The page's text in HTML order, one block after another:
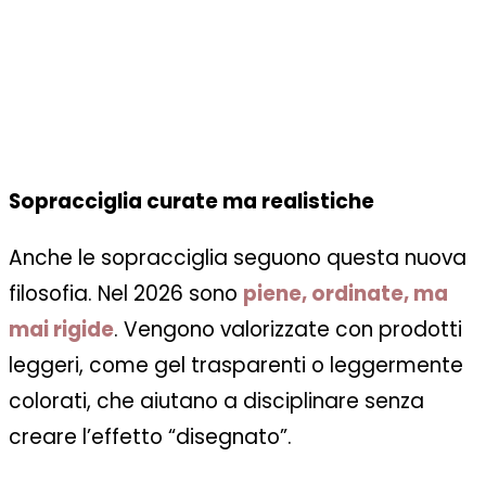
Sopracciglia curate ma realistiche
Anche le sopracciglia seguono questa nuova
filosofia. Nel 2026 sono piene, ordinate, ma
mai rigide. Vengono valorizzate con prodotti
leggeri, come gel trasparenti o leggermente
colorati, che aiutano a disciplinare senza
creare l’effetto “disegnato”.